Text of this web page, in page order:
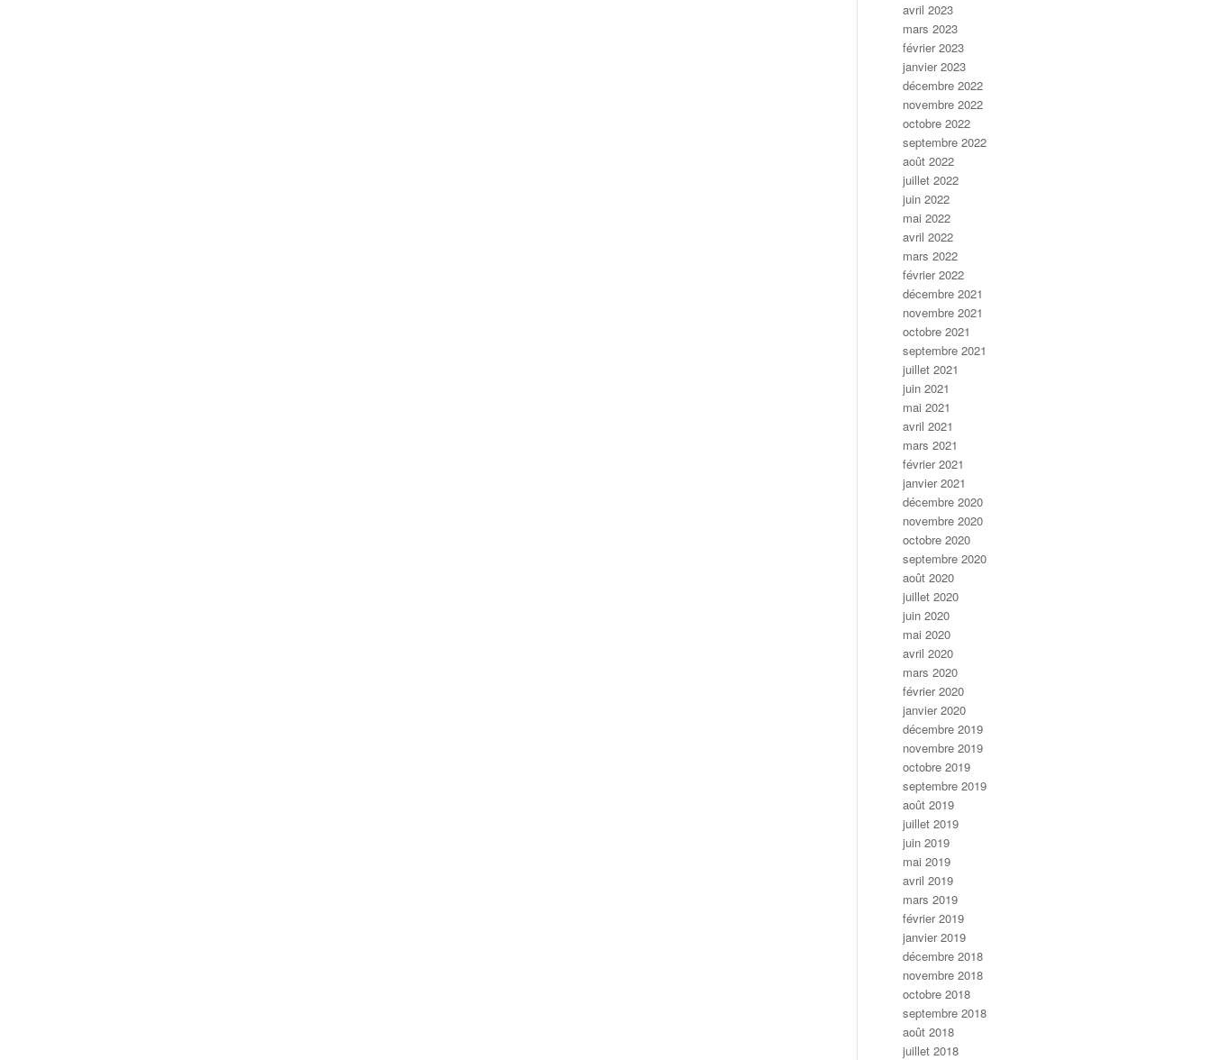
avril 2023
mars 2023
février 2023
janvier 2023
décembre 2022
novembre 2022
octobre 2022
septembre 2022
août 2022
juillet 2022
juin 2022
mai 2022
avril 2022
mars 2022
février 2022
décembre 2021
novembre 2021
octobre 2021
septembre 2021
juillet 2021
juin 2021
mai 2021
avril 2021
mars 2021
février 2021
janvier 2021
décembre 2020
novembre 2020
octobre 2020
septembre 2020
août 2020
juillet 2020
juin 2020
mai 2020
avril 2020
mars 2020
février 2020
janvier 2020
décembre 2019
novembre 2019
octobre 2019
septembre 2019
août 2019
juillet 2019
juin 2019
mai 2019
avril 2019
mars 2019
février 2019
janvier 2019
décembre 2018
novembre 2018
octobre 2018
septembre 2018
août 2018
juillet 2018